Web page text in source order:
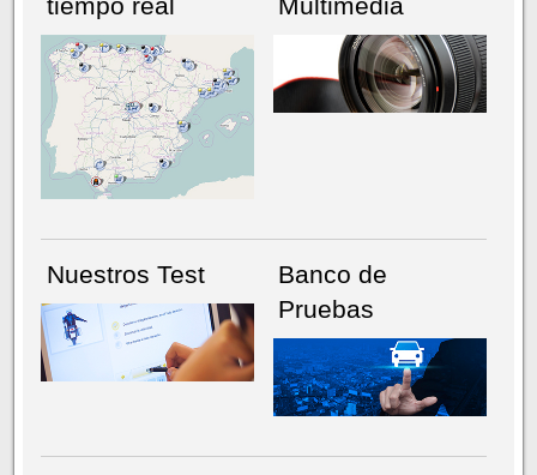
NÚMERO ACTUALHEMEROTECA
Nuestros Test
Banco de
Pruebas